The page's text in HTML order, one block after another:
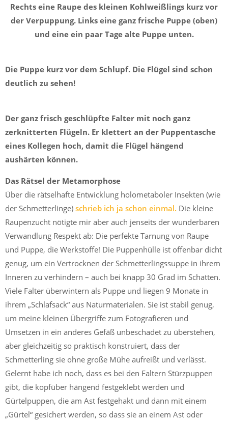
Rechts eine Raupe des kleinen Kohlweißlings kurz vor
der Verpuppung. Links eine ganz frische Puppe (oben)
und eine ein paar Tage alte Puppe unten.
Die Puppe kurz vor dem Schlupf. Die Flügel sind schon
deutlich zu sehen!
Der ganz frisch geschlüpfte Falter mit noch ganz
zerknitterten Flügeln. Er klettert an der Puppentasche
eines Kollegen hoch, damit die Flügel hängend
aushärten können.
Das Rätsel der Metamorphose
Über die rätselhafte Entwicklung holometaboler Insekten (wie
der Schmetterlinge) schrieb ich ja schon einmal. Die kleine
Raupenzucht nötigte mir aber auch jenseits der wunderbaren
Verwandlung Respekt ab: Die perfekte Tarnung von Raupe
und Puppe, die Werkstoffe! Die Puppenhülle ist offenbar dicht
genug, um ein Vertrocknen der Schmetterlingssuppe in ihrem
Inneren zu verhindern – auch bei knapp 30 Grad im Schatten.
Viele Falter überwintern als Puppe und liegen 9 Monate in
ihrem „Schlafsack“ aus Naturmaterialen. Sie ist stabil genug,
um meine kleinen Übergriffe zum Fotografieren und
Umsetzen in ein anderes Gefäß unbeschadet zu überstehen,
aber gleichzeitig so praktisch konstruiert, dass der
Schmetterling sie ohne große Mühe aufreißt und verlässt.
Gelernt habe ich noch, dass es bei den Faltern Stürzpuppen
gibt, die kopfüber hängend festgeklebt werden und
Gürtelpuppen, die am Ast festgehakt und dann mit einem
„Gürtel“ gesichert werden, so dass sie an einem Ast oder